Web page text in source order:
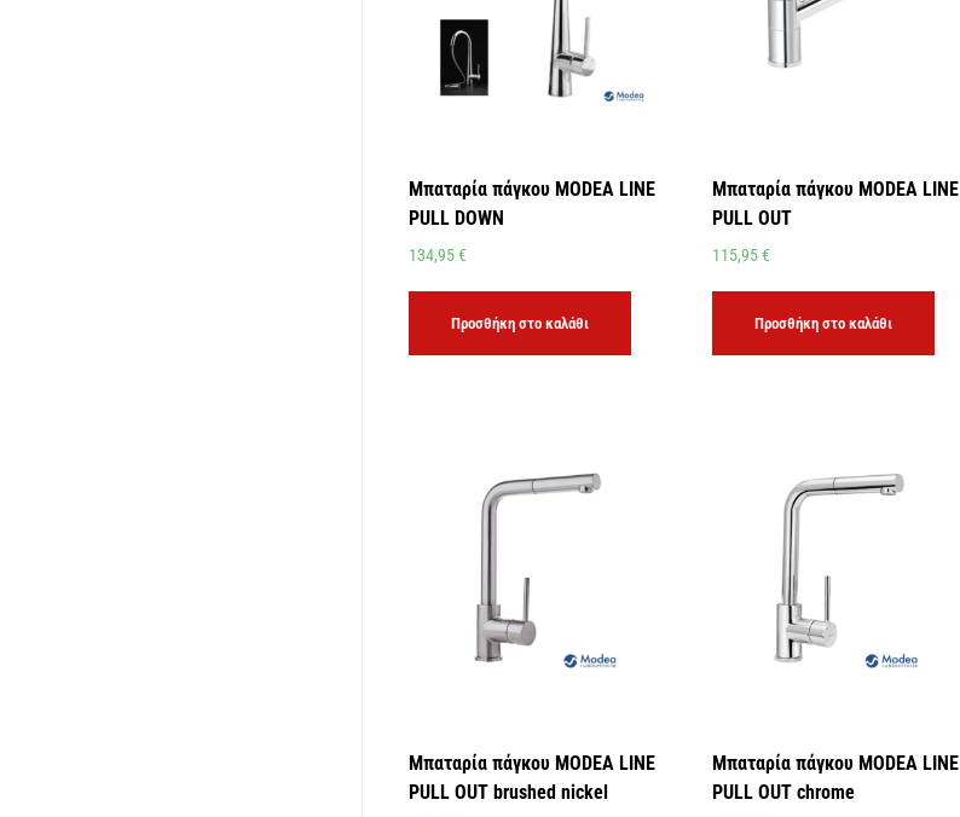
Μπαταρία πάγκου MODEA LINE
PULL DOWN
134,95€
Προσθήκη στο καλάθι
Μπαταρία πάγκου MODEA LINE
PULL OUT
115,95€
Προσθήκη στο καλάθι
Μπαταρία πάγκου MODEA LINE
PULL OUT brushed nickel
Μπαταρία πάγκου MODEA LINE
PULL OUT chrome